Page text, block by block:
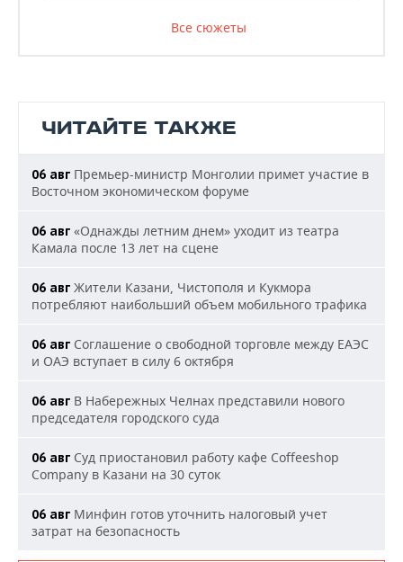
Все сюжеты
ЧИТАЙТЕ ТАКЖЕ
06 авг Премьер-министр Монголии примет участие в
Восточном экономическом форуме
06 авг «Однажды летним днем» уходит из театра
Камала после 13 лет на сцене
06 авг Жители Казани, Чистополя и Кукмора
потребляют наибольший объем мобильного трафика
06 авг Соглашение о свободной торговле между ЕАЭС
и ОАЭ вступает в силу 6 октября
06 авг В Набережных Челнах представили нового
председателя городского суда
06 авг Суд приостановил работу кафе Coffeeshop
Company в Казани на 30 суток
06 авг Минфин готов уточнить налоговый учет
затрат на безопасность